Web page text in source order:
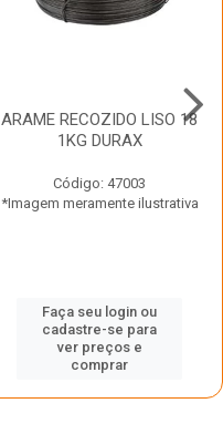
ARAME RECOZIDO LISO 18
1KG DURAX
Código: 47003
*Imagem meramente ilustrativa
Faça seu login ou
cadastre-se para
ver preços e
comprar